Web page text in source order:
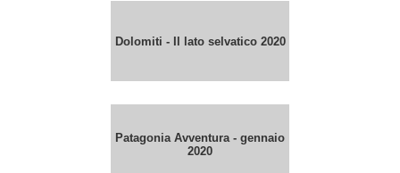
Dolomiti - Il lato selvatico 2020
Patagonia Avventura - gennaio
2020